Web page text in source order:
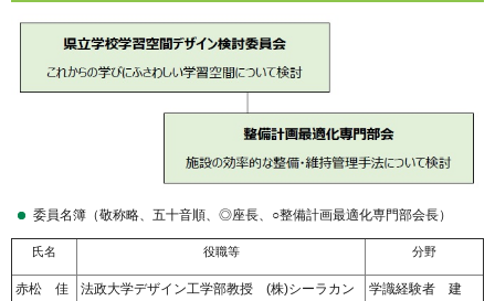
委員名簿（敬称略、五十音順、◎座長、○整備計画最適化専門部会長）
氏名 役職等 分野
赤松 佳
法政大学デザイン工学部教授 (株)シーラカン
学識経験者 建